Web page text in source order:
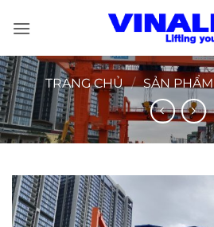
qua
dung
TRANG CHỦ / SẢN PHẨM